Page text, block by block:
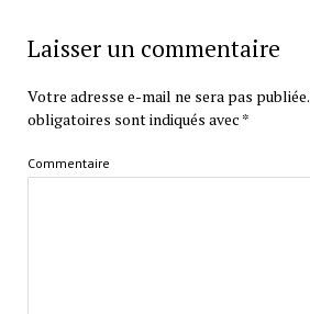
Laisser un commentaire
Votre adresse e-mail ne sera pas publiée.
obligatoires sont indiqués avec *
Commentaire